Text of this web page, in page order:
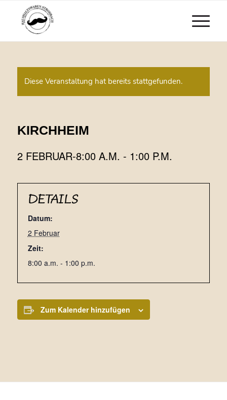
Diese Veranstaltung hat bereits stattgefunden.
KIRCHHEIM
2 FEBRUAR-8:00 A.M. - 1:00 P.M.
DETAILS
Datum:
2 Februar
Zeit:
8:00 a.m. - 1:00 p.m.
Zum Kalender hinzufügen